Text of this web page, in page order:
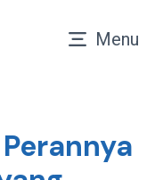
Menu